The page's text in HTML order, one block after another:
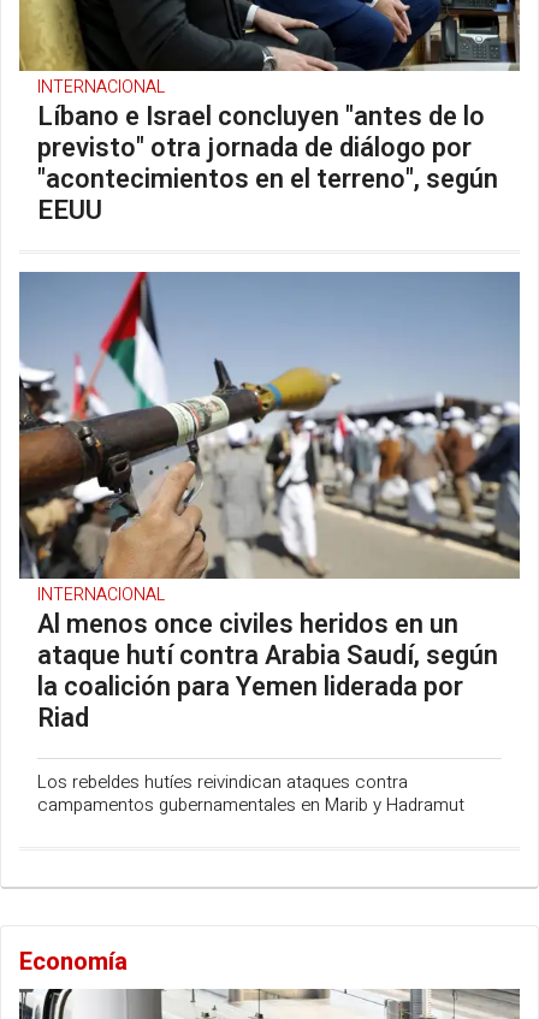
INTERNACIONAL
Líbano e Israel concluyen "antes de lo
previsto" otra jornada de diálogo por
"acontecimientos en el terreno", según
EEUU
INTERNACIONAL
Al menos once civiles heridos en un
ataque hutí contra Arabia Saudí, según
la coalición para Yemen liderada por
Riad
Los rebeldes hutíes reivindican ataques contra
campamentos gubernamentales en Marib y Hadramut
Economía